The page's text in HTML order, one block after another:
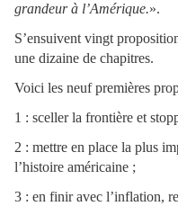
grandeur à l’Amérique.».
S’ensuivent vingt
une dizaine de chapitres.
Voici les neuf premières
1 : sceller la frontière et
2 : mettre en place la plus
l’histoire américaine ;
3 : en finir avec l’inflation,